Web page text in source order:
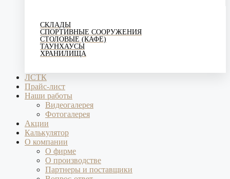
СКЛАДЫ
СПОРТИВНЫЕ СООРУЖЕНИЯ
СТОЛОВЫЕ (КАФЕ)
ТАУНХАУСЫ
ХРАНИЛИЩА
ЛСТК
Прайс-лист
Наши работы
Видеогалерея
Фотогалерея
Акции
Калькулятор
О компании
О фирме
О производстве
Партнеры и поставщики